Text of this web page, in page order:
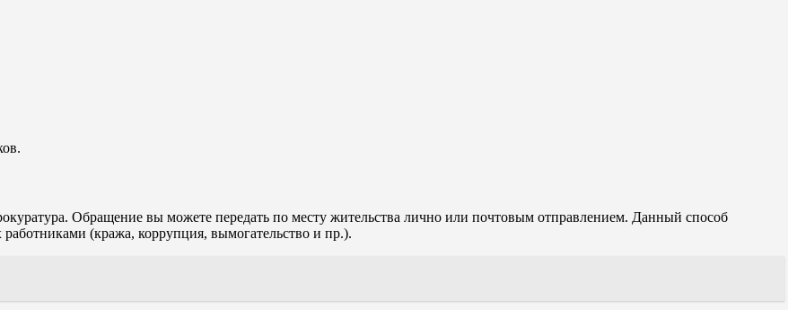
Обращение вы можете передать по месту жительства лично или почтовым отправлением. Данный способ
(кража, коррупция, вымогательство и пр.).